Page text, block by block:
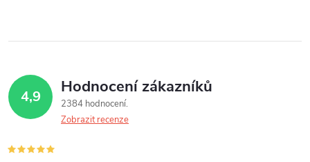
d
c
í
p
k
v
á
n
4,9 Hodnocení zákazníků
2384 hodnocení
Zobrazit recenze